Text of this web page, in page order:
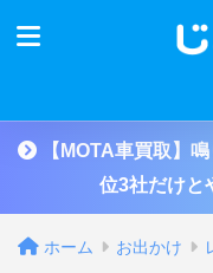
【MOTA車買取】
位3社だけと
ホーム お出かけ